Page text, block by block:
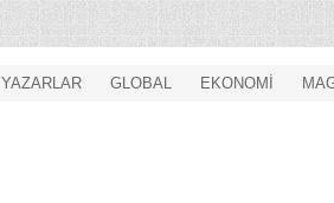
YAZARLAR GLOBAL EKONOMİ